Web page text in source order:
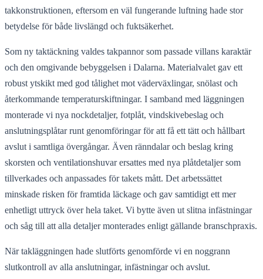
takkonstruktionen, eftersom en väl fungerande luftning hade stor
betydelse för både livslängd och fuktsäkerhet.
Som ny taktäckning valdes takpannor som passade villans karaktär
och den omgivande bebyggelsen i Dalarna. Materialvalet gav ett
robust ytskikt med god tålighet mot väderväxlingar, snölast och
återkommande temperaturskiftningar. I samband med läggningen
monterade vi nya nockdetaljer, fotplåt, vindskivebeslag och
anslutningsplåtar runt genomföringar för att få ett tätt och hållbart
avslut i samtliga övergångar. Även ränndalar och beslag kring
skorsten och ventilationshuvar ersattes med nya plåtdetaljer som
tillverkades och anpassades för takets mått. Det arbetssättet
minskade risken för framtida läckage och gav samtidigt ett mer
enhetligt uttryck över hela taket. Vi bytte även ut slitna infästningar
och såg till att alla detaljer monterades enligt gällande branschpraxis.
När takläggningen hade slutförts genomförde vi en noggrann
slutkontroll av alla anslutningar, infästningar och avslut.